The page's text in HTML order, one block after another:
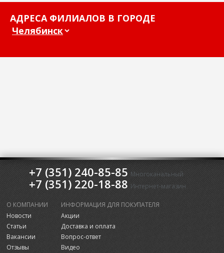
АДРЕСА ФИЛИАЛОВ В ГОРОДЕ
+7 (351) 240-85-85 Многоканальный
+7 (351) 220-18-88 Интернет-магазин
О КОМПАНИИ
Новости
Статьи
Вакансии
Отзывы
ИНФОРМАЦИЯ ДЛЯ ПОКУПАТЕЛЯ
Акции
Доставка и оплата
Вопрос-ответ
Видео